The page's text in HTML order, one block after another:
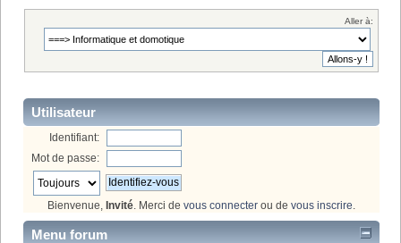
Aller à:
Utilisateur
Identifiant:
Mot de passe:
Bienvenue, Invité. Merci de vous connecter ou de vous inscrire.
Menu forum